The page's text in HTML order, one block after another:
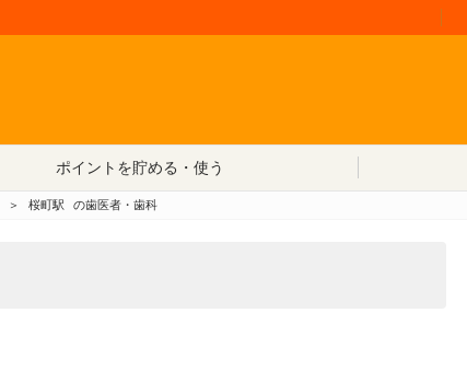
ポイントを貯める・使う
＞ 桜町駅 の歯医者・歯科